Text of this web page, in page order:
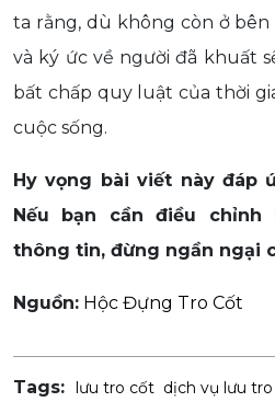
ta rằng, dù không còn ở
và ký ức về người đã khuất
bất chấp quy luật của thời
cuộc sống.
Hy vọng bài viết này đáp
Nếu bạn cần điều
thông tin, đừng ngần ngại
Nguồn: Hộc Đựng Tro Cốt
Tags: lưu tro cốt dịch vụ lưu